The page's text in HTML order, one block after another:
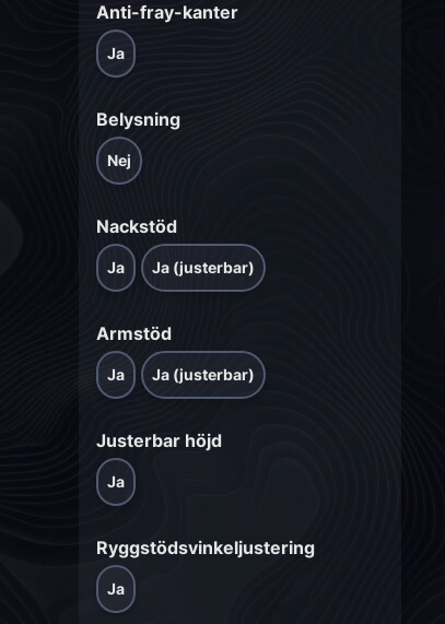
Anti-fray-kanter
Ja
Belysning
Nej
Nackstöd
Ja Ja (justerbar)
Armstöd
Ja Ja (justerbar)
Justerbar höjd
Ja
Ryggstödsvinkeljustering
Ja